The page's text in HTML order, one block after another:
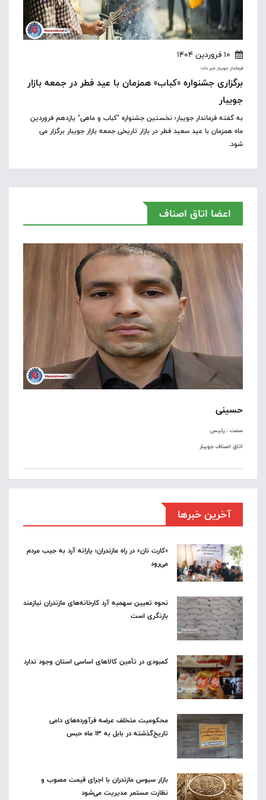
10 فروردین 1404
فرماندار جویبار خبر داد؛
برگزاری جشنواره «کباب» همزمان با عید فطر در جمعه بازار
جویبار
به گفته فرماندار جویبار؛ نخستین جشنواره "کباب و ماهی" یازدهم فروردین
ماه همزمان با عید سعید فطر در بازار تاریخی جمعه بازار جویبار برگزار می
شود.
اعضا اتاق اصناف
حسینی
سمت : رئیس
اتاق اصناف جویبار
آخرین خبرها
«کارت نان» در راه مازندران؛ یارانه آرد به جیب مردم
می‌رود
نحوه تعیین سهمیه آرد کارخانه‌های مازندران نیازمند
بازنگری است
کمبودی در تأمین کالاهای اساسی استان وجود ندارد
محکومیت متخلف عرضه فرآورده‌های دامی
تاریخ‌گذشته در بابل به ۱۳ ماه حبس
بازار سبوس مازندران با اجرای قیمت مصوب و
نظارت مستمر مدیریت می‌شود